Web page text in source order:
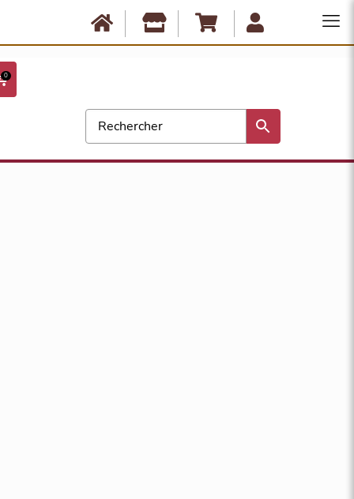
Anbassa est fermé du 10 août au 17 août. Les commandes ne seront
expédiées qu'à partir du 18 août. Bonnes vacances !
0